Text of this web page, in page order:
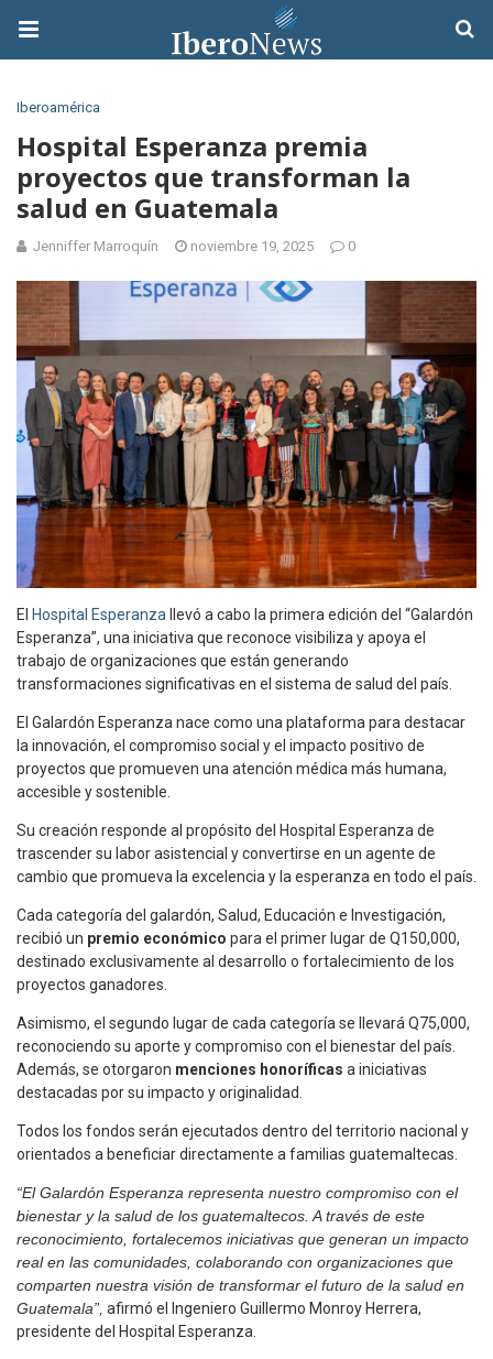
Iberoamérica
Hospital Esperanza premia
proyectos que transforman la
salud en Guatemala
Jenniffer Marroquín noviembre 19, 2025 0
El Hospital Esperanza llevó a cabo la primera edición del “Galardón
Esperanza”, una iniciativa que reconoce visibiliza y apoya el
trabajo de organizaciones que están generando
transformaciones significativas en el sistema de salud del país.
El Galardón Esperanza nace como una plataforma para destacar
la innovación, el compromiso social y el impacto positivo de
proyectos que promueven una atención médica más humana,
accesible y sostenible.
Su creación responde al propósito del Hospital Esperanza de
trascender su labor asistencial y convertirse en un agente de
cambio que promueva la excelencia y la esperanza en todo el país.
Cada categoría del galardón, Salud, Educación e Investigación,
recibió un premio económico para el primer lugar de Q150,000,
destinado exclusivamente al desarrollo o fortalecimiento de los
proyectos ganadores.
Asimismo, el segundo lugar de cada categoría se llevará Q75,000,
reconociendo su aporte y compromiso con el bienestar del país.
Además, se otorgaron menciones honoríficas a iniciativas
destacadas por su impacto y originalidad.
Todos los fondos serán ejecutados dentro del territorio nacional y
orientados a beneficiar directamente a familias guatemaltecas.
“El Galardón Esperanza representa nuestro compromiso con el
bienestar y la salud de los guatemaltecos. A través de este
reconocimiento, fortalecemos iniciativas que generan un impacto
real en las comunidades, colaborando con organizaciones que
comparten nuestra visión de transformar el futuro de la salud en
Guatemala”, afirmó el Ingeniero Guillermo Monroy Herrera,
presidente del Hospital Esperanza.